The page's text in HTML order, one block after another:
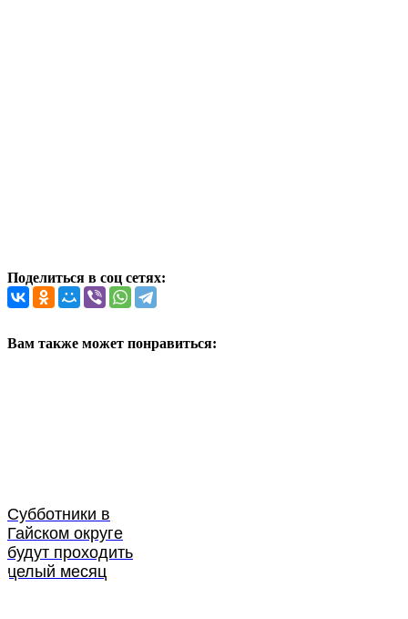
Поделиться в соц сетях:
Вам также может понравиться:
Субботники в
Гайском округе
будут проходить
целый месяц